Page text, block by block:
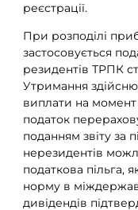
реєстрації.
При розподілі
застосовується
резидентів ТРПК
Утримання
виплати на
податок
поданням звіту за
нерезидентів
податкова пільга,
норму в
дивідендів